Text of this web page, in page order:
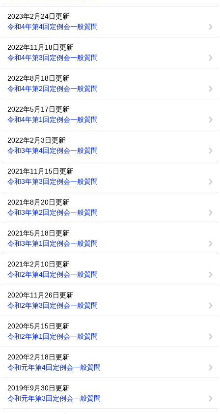
2023年2月24日更新
令和4年第4回定例会一般質問
2022年11月18日更新
令和4年第3回定例会一般質問
2022年8月18日更新
令和4年第2回定例会一般質問
2022年5月17日更新
令和4年第1回定例会一般質問
2022年2月3日更新
令和3年第4回定例会一般質問
2021年11月15日更新
令和3年第3回定例会一般質問
2021年8月20日更新
令和3年第2回定例会一般質問
2021年5月18日更新
令和3年第1回定例会一般質問
2021年2月10日更新
令和2年第4回定例会一般質問
2020年11月26日更新
令和2年第3回定例会一般質問
2020年5月15日更新
令和2年第1回定例会一般質問
2020年2月18日更新
令和元年第4回定例会一般質問
2019年9月30日更新
令和元年第3回定例会一般質問